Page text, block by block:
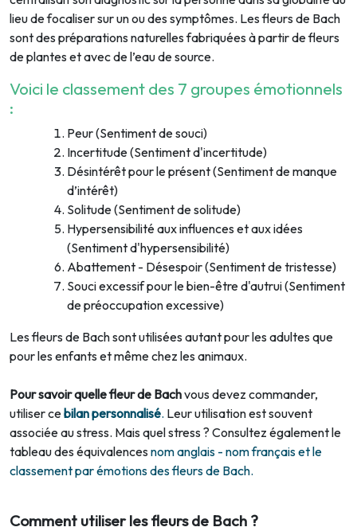
lieu de focaliser sur un ou des symptômes. Les fleurs de Bach
sont des préparations naturelles fabriquées à partir de fleurs
de plantes et avec de l’eau de source.
Voici le classement des 7 groupes émotionnels
:
Peur (Sentiment de souci)
Incertitude (Sentiment d'incertitude)
Désintérêt pour le présent (Sentiment de manque
d’intérêt)
Solitude (Sentiment de solitude)
Hypersensibilité aux influences et aux idées
(Sentiment d'hypersensibilité)
Abattement - Désespoir (Sentiment de tristesse)
Souci excessif pour le bien-être d'autrui (Sentiment
de préoccupation excessive)
Les fleurs de Bach sont utilisées autant pour les adultes que
pour les enfants et même chez les animaux.
Pour savoir quelle fleur de Bachvous devez commander,
utiliser cebilan personnalisé. Leur utilisation est souvent
associée au stress. Mais quel stress ? Consultez également le
tableau des équivalences nom anglais - nom français et le
classement par émotions des fleurs de Bach.
Comment utiliser les fleurs de Bach ?